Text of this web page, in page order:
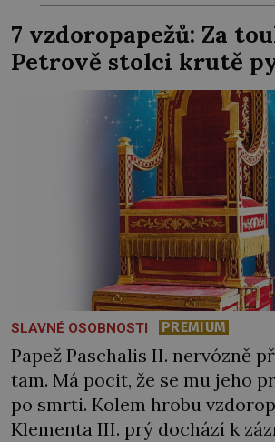
se za neúspěch nakonec
Francouzská flotila pod
Laurenta Trugueta (1752‒1839)
v únoru 1793 z Toulonu. Mezi
7 vzdoropapežů: Za
Petrově stolci krutě
SLAVNÉ OSOBNOSTI PREMIUM
Papež Paschalis II. nervózně
tam. Má pocit, že se mu jeho
po smrti. Kolem hrobu
Klementa III. prý dochází k